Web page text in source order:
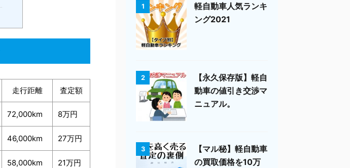
走行距離 査定額
72,000km 8万円
46,000km 27万円
58,000km 21万円
1
軽自動車人気ランキ
ング2021
2
【永久保存版】軽自
動車の値引き交渉マ
ニュアル。
3
【マル秘】軽自動車
の買取価格を10万